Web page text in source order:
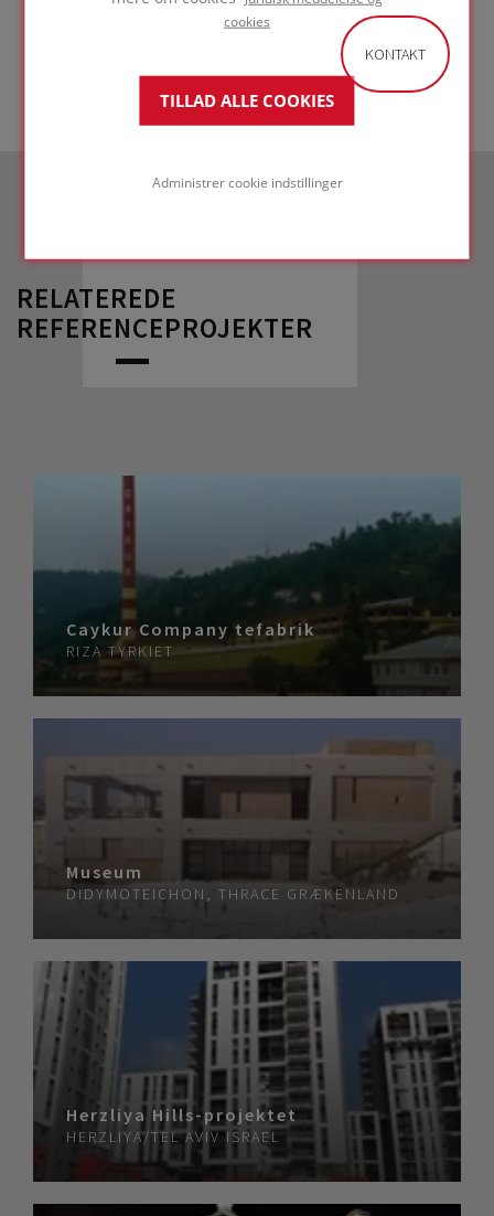
cookies
TILLAD ALLE COOKIES
Administrer cookie indstillinger
RELATEREDE
REFERENCEPROJEKTER
Caykur Company tefabrik
RIZA TYRKIET
Museum
DIDYMOTEICHON, THRACE GRÆKENLAND
Herzliya Hills-projektet
HERZLIYA/TEL AVIV ISRAEL
KONTAKT